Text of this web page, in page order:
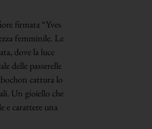
firmata “Yves
femminile. Le
dove la luce
delle passerelle
cattura lo
Un gioiello che
e carattere una